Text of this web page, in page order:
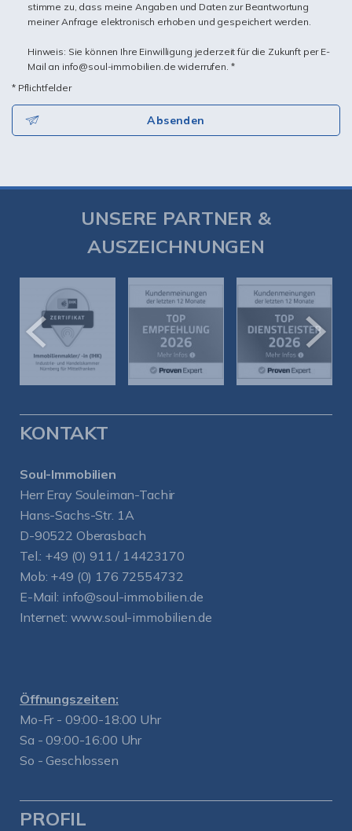
stimme zu, dass meine Angaben und Daten zur Beantwortung
meiner Anfrage elektronisch erhoben und gespeichert werden.
Hinweis: Sie können Ihre Einwilligung jederzeit für die Zukunft per E-
Mail an info@soul-immobilien.de widerrufen. *
* Pflichtfelder
Absenden
UNSERE PARTNER &
AUSZEICHNUNGEN
KONTAKT
Soul-Immobilien
Herr Eray Souleiman-Tachir
Hans-Sachs-Str. 1A
D-90522 Oberasbach
Tel.: +49 (0) 911 / 14423170
Mob: +49 (0) 176 72554732
E-Mail: info@soul-immobilien.de
Internet: www.soul-immobilien.de
Öffnungszeiten:
Mo-Fr - 09:00-18:00 Uhr
Sa - 09:00-16:00 Uhr
So - Geschlossen
PROFIL